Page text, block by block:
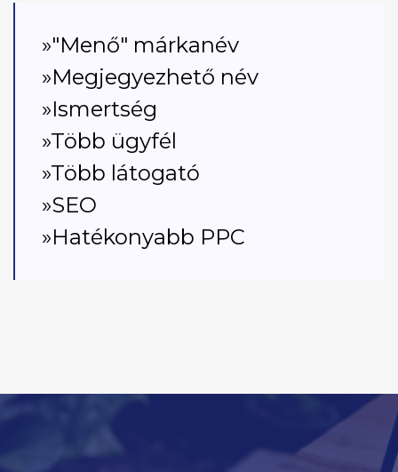
»"Menő" márkanév
»Megjegyezhető név
»Ismertség
»Több ügyfél
»Több látogató
»SEO
»Hatékonyabb PPC